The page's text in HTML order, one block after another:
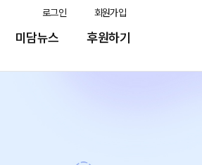
로그인 회원가입
미담뉴스 후원하기